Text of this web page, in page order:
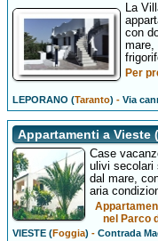
La
con
mare,
Per
LEPORANO (Taranto) -Via
Appartamenti a Vieste
Case
ulivi secolari
dal mare,
aria
nel Parco
VIESTE (Foggia) -Contrada